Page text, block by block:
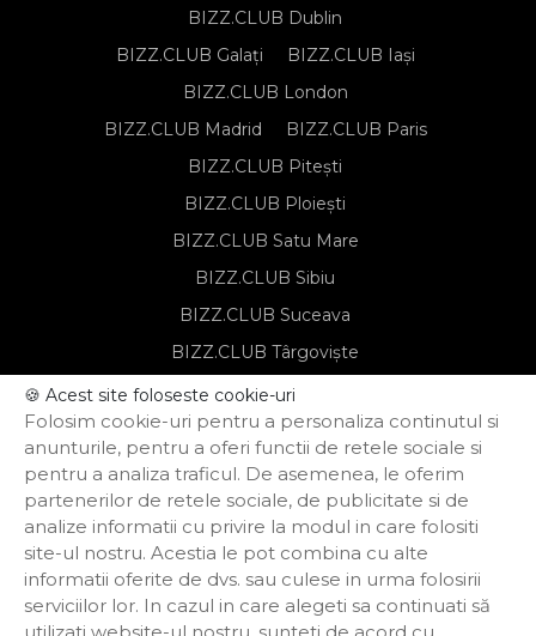
BIZZ.CLUB Dublin
BIZZ.CLUB Galați
BIZZ.CLUB Iași
BIZZ.CLUB London
BIZZ.CLUB Madrid
BIZZ.CLUB Paris
BIZZ.CLUB Pitești
BIZZ.CLUB Ploiești
BIZZ.CLUB Satu Mare
BIZZ.CLUB Sibiu
BIZZ.CLUB Suceava
BIZZ.CLUB Târgoviște
BIZZ.CLUB Târgu Mureș
BIZZ.CLUB Timișoara
Notă de informare privind prelucrarea
datelor personale
Regulament de organizare și
participare
Politica de confidențialitate
Termeni și condiții
🍪 Acest site foloseste cookie-uri
Folosim cookie-uri pentru a personaliza continutul si
anunturile, pentru a oferi functii de retele sociale si
pentru a analiza traficul. De asemenea, le oferim
partenerilor de retele sociale, de publicitate si de
analize informatii cu privire la modul in care folositi
site-ul nostru. Acestia le pot combina cu alte
informatii oferite de dvs. sau culese in urma folosirii
serviciilor lor. In cazul in care alegeti sa continuati să